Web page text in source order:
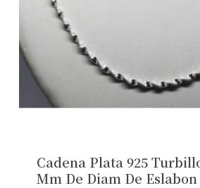
Cadena Plata 925
Mm De Diam De Eslabon